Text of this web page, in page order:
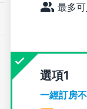
最多
選項
一經訂房